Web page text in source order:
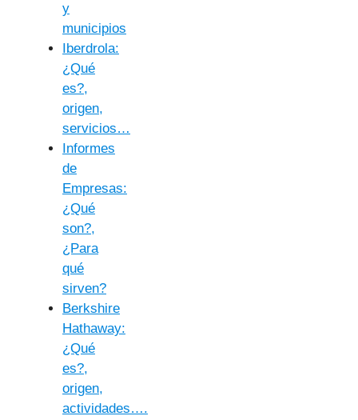
y
municipios
Iberdrola:
¿Qué
es?,
origen,
servicios…
Informes
de
Empresas:
¿Qué
son?,
¿Para
qué
sirven?
Berkshire
Hathaway:
¿Qué
es?,
origen,
actividades….